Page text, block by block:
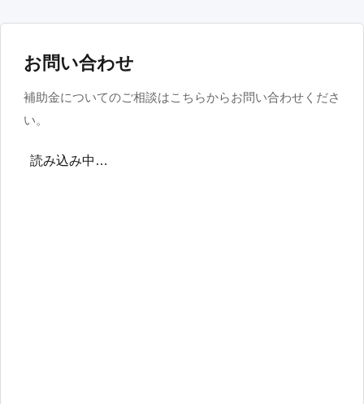
お問い合わせ
補助金についてのご相談はこちらからお問い合わせくださ
い。